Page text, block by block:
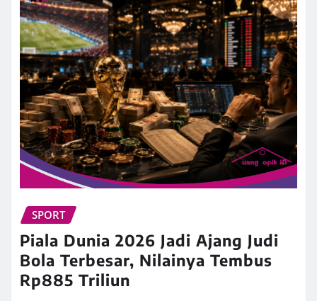
SPORT
Piala Dunia 2026 Jadi Ajang Judi
Bola Terbesar, Nilainya Tembus
Rp885 Triliun